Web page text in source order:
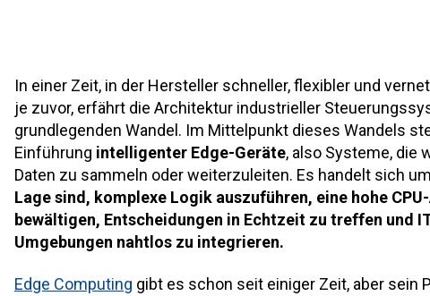
In einer Zeit, in der Hersteller schneller, flexibler und
je zuvor, erfährt die Architektur industrieller
grundlegenden Wandel. Im Mittelpunkt dieses Wandels
Einführung intelligenter Edge-Geräte, also Systeme, die
Daten zu sammeln oder weiterzuleiten. Es handelt sich
Lage sind, komplexe Logik auszuführen, eine hohe
bewältigen, Entscheidungen in Echtzeit zu treffen und
Umgebungen nahtlos zu integrieren.
Edge Computing gibt es schon seit einiger Zeit, aber sein